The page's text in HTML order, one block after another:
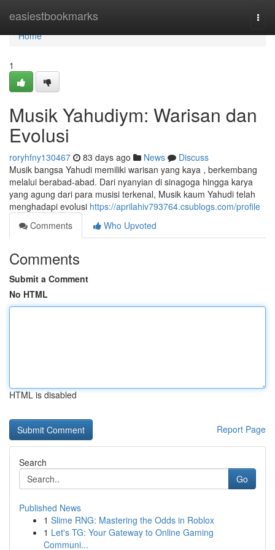
easiestbookmarks
Home
Home
1
Musik Yahudiym: Warisan dan
Evolusi
roryhfny130467 83 days ago News
Discuss
Musik bangsa Yahudi memiliki warisan yang kaya , berkembang
melalui berabad-abad. Dari nyanyian di sinagoga hingga karya
yang agung dari para musisi terkenal, Musik kaum Yahudi telah
menghadapi evolusi https://aprilahiv793764.csublogs.com/profile
Comments
Who Upvoted
Comments
Submit a Comment
No HTML
HTML is disabled
Report Page
Search
Go
Published News
1 Slime RNG: Mastering the Odds in Roblox
1 Let's TG: Your Gateway to Online Gaming
Communi...